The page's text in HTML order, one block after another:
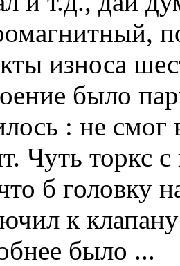
износа
было
: не смог
Чуть торкс
б головку
к
было ...